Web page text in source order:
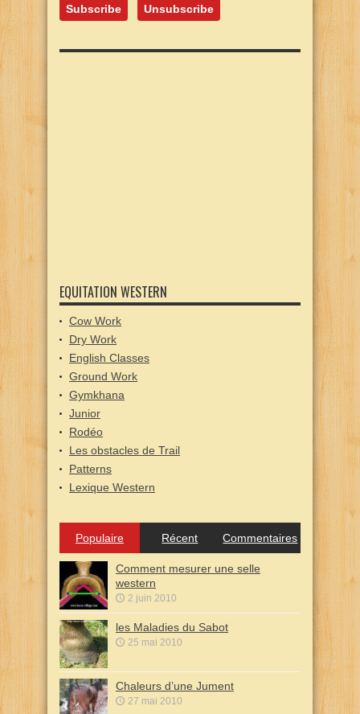
EQUITATION WESTERN
Cow Work
Dry Work
English Classes
Ground Work
Gymkhana
Junior
Rodéo
Les obstacles de Trail
Patterns
Lexique Western
Populaire Récent Commentaires
Comment mesurer une selle
western
2 juin 2010
les Maladies du Sabot
25 mai 2010
Chaleurs d’une Jument
27 mai 2010